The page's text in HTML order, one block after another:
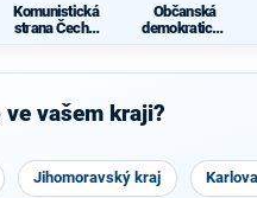
Komunistická
strana Čech a
Občanská
demokratická
vašem kraji?
Jihomoravský kraj